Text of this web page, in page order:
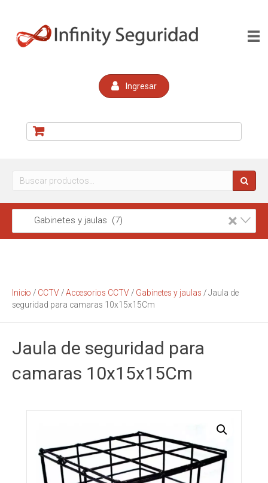
Ingresar
Buscar
×
Gabinetes y jaulas (7)
Inicio / CCTV/Accesorios CCTV/ Gabinetes y jaulas / Jaula de
seguridad para camaras 10x15x15Cm
Jaula de seguridad para
camaras 10x15x15Cm